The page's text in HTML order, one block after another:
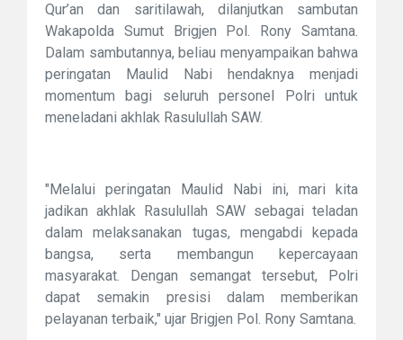
Qur’an dan saritilawah, dilanjutkan sambutan
Wakapolda Sumut Brigjen Pol. Rony Samtana.
Dalam sambutannya, beliau menyampaikan bahwa
peringatan Maulid Nabi hendaknya menjadi
momentum bagi seluruh personel Polri untuk
meneladani akhlak Rasulullah SAW.
"Melalui peringatan Maulid Nabi ini, mari kita
jadikan akhlak Rasulullah SAW sebagai teladan
dalam melaksanakan tugas, mengabdi kepada
bangsa, serta membangun kepercayaan
masyarakat. Dengan semangat tersebut, Polri
dapat semakin presisi dalam memberikan
pelayanan terbaik," ujar Brigjen Pol. Rony Samtana.